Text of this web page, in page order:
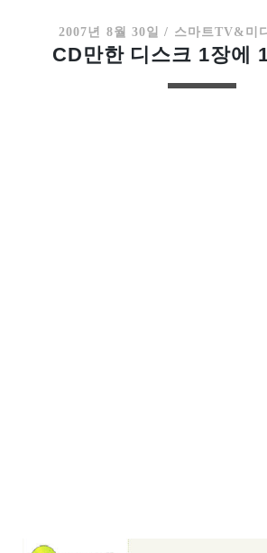
2007년 8월 30일 / 스마트TV&미
CD만한 디스크 1장에